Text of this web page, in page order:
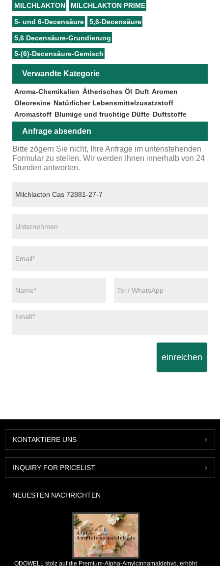
MILCHLAKTON MILCHLAKTON PRIME
5- und 6-Decensäure 5,6-Decensäure
5,6 Decensäure-Grundierung
5-(6)-Decensäure-Gemisch
Verwandte Kategorie
Aroma-Chemikalien Ätherisches Öl Duft Aromen
Oleoresine Natürlicher Lebensmittelzusatzstoff
Aromastoff Blumige und fruchtige Düfte Duftstoffe
Anfrage absenden
Bitte zögern Sie nicht, Ihre Anfrage im untenstehenden
Formular zu stellen. Wir werden Ihnen innerhalb von 24
Stunden antworten.
einreichen
KONTAKTIERE UNS
INQUIRY FOR PRICELIST
NEUESTEN NACHRICHTEN
ODOWELL stolz auf die Premium-Alpha-Amylcinnamaldehyd, erhöht